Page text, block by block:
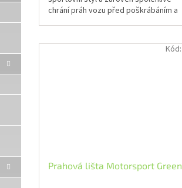
chrání práh vozu před poškrábáním a
Prahová lišta Motorsport Green
Kód: